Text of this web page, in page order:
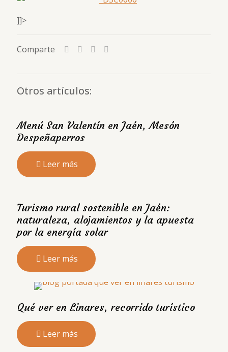
]]>
Comparte
Otros artículos:
Menú San Valentín en Jaén, Mesón
Despeñaperros
Leer más
Turismo rural sostenible en Jaén:
naturaleza, alojamientos y la apuesta
por la energía solar
Leer más
Qué ver en Linares, recorrido turístico
Leer más